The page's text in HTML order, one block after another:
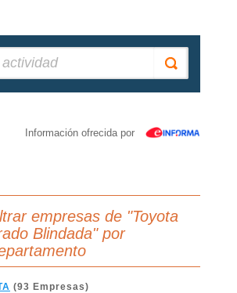
Información ofrecida por
empresas de "Toyota
Blindada" por
(93 Empresas)